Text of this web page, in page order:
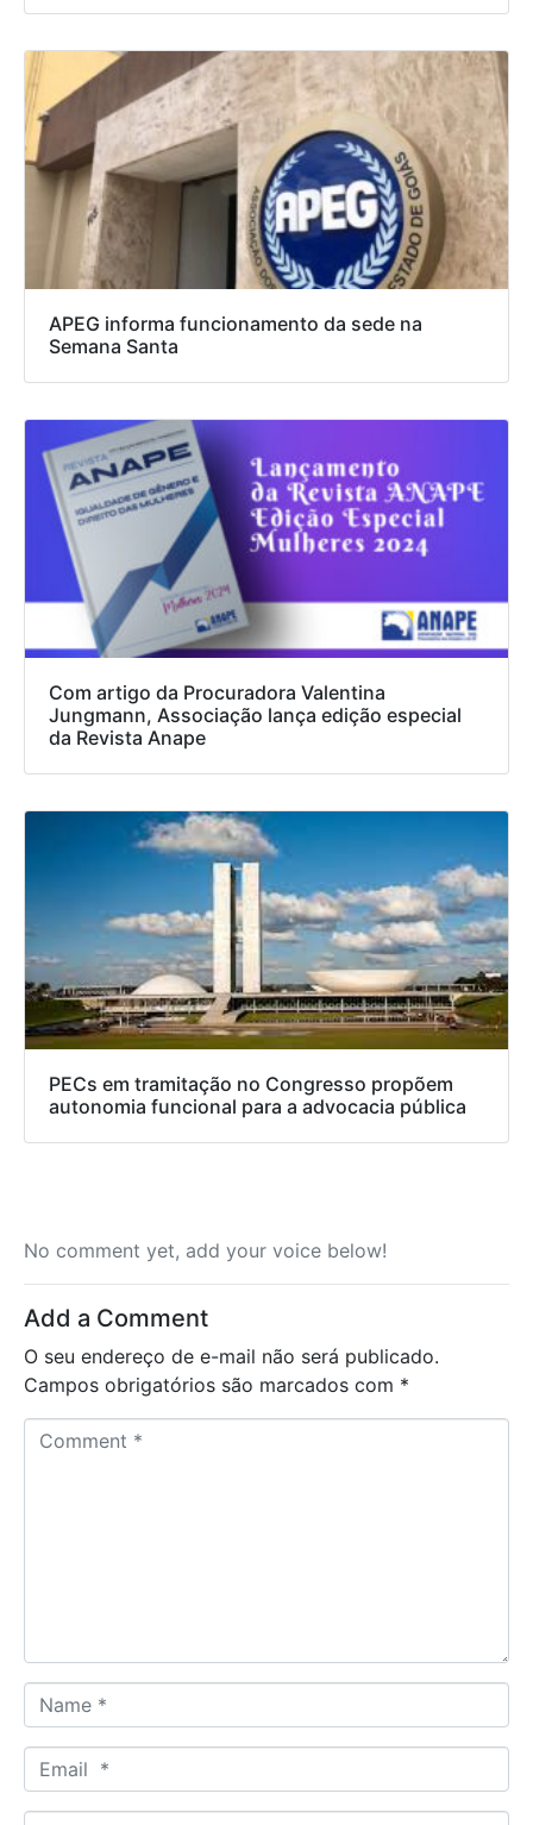
APEG informa funcionamento da sede na
Semana Santa
Com artigo da Procuradora Valentina
Jungmann, Associação lança edição especial
da Revista Anape
PECs em tramitação no Congresso propõem
autonomia funcional para a advocacia pública
No comment yet, add your voice below!
Add a Comment
O seu endereço de e-mail não será publicado.
Campos obrigatórios são marcados com *
a
m
*
m
a